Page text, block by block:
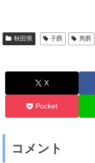
秋田県 子爵 男爵
X
Pocket
コメント